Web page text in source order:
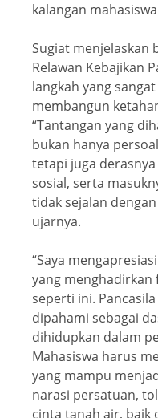
kalangan
Sugiat menjelaskan
Relawan Kebajikan
langkah yang
membangun
“Tantangan yang
bukan hanya
tetapi juga
sosial, serta
tidak sejalan
ujarnya.
“Saya
yang menghadirkan
seperti ini.
dipahami sebagai
dihidupkan dalam
Mahasiswa harus
yang mampu
narasi persatuan,
cinta tanah air, baik